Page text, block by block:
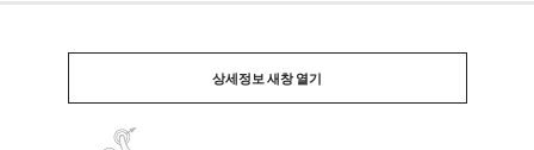
상세정보 새창 열기